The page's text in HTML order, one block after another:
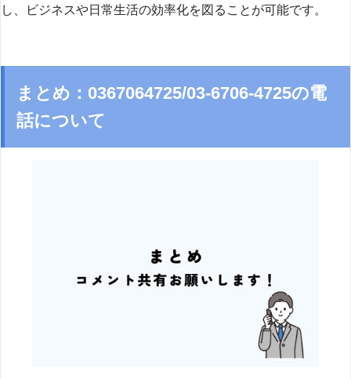
し、ビジネスや日常生活の効率化を図ることが可能です。
まとめ：0367064725/03-6706-4725の電
話について